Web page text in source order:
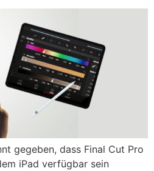
gegeben, dass Final Cut Pro
iPad verfügbar sein